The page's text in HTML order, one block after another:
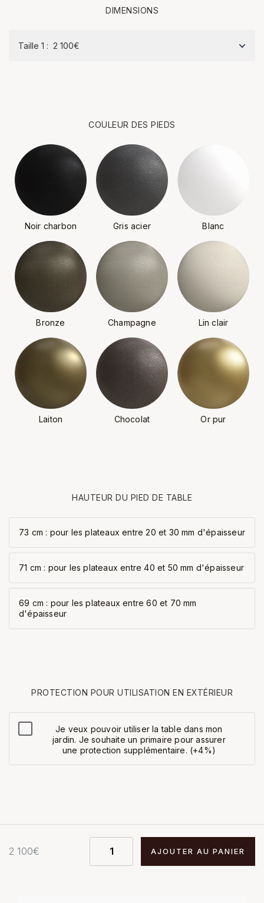
DIMENSIONS
COULEUR DES PIEDS
Noir charbon Gris acier Blanc
Bronze Champagne Lin clair
Laiton Chocolat Or pur
HAUTEUR DU PIED DE TABLE
73 cm : pour les plateaux entre 20 et 30 mm d'épaisseur
71 cm : pour les plateaux entre 40 et 50 mm d'épaisseur
69 cm : pour les plateaux entre 60 et 70 mm
d'épaisseur
PROTECTION POUR UTILISATION EN EXTÉRIEUR
Je veux pouvoir utiliser la table dans mon
jardin. Je souhaite un primaire pour assurer
une protection supplémentaire. (+4%)
2 100€ AJOUTER AU PANIER